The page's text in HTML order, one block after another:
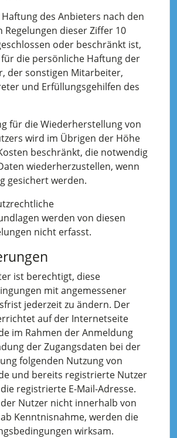
des Anbieters nach den
Regelungen dieser Ziffer 10
oder beschränkt ist,
die persönliche Haftung der
der sonstigen Mitarbeiter,
und Erfüllungsgehilfen des
für die Wiederherstellung von
wird im Übrigen der Höhe
beschränkt, die notwendig
wiederherzustellen, wenn
gesichert werden.
werden von diesen
nicht erfasst.
ist berechtigt, diese
mit angemessener
jederzeit zu ändern. Der
auf der Internetseite
im Rahmen der Anmeldung
der Zugangsdaten bei der
folgenden Nutzung von
und bereits registrierte Nutzer
registrierte E-Mail-Adresse.
Nutzer nicht innerhalb von
Kenntnisnahme, werden die
wirksam.